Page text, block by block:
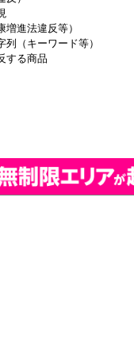
増進法違反等）
列（キーワード等）
する商品